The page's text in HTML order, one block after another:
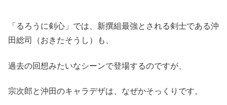
「るろうに剣心」では、新撰組最強とされる剣士である沖
田総司（おきたそうし）も、
過去の回想みたいなシーンで登場するのですが、
宗次郎と沖田のキャラデザは、なぜかそっくりです。